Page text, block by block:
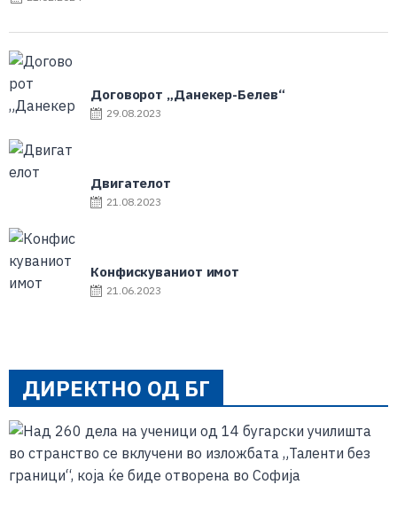
Договорот „Данекер-Белев“
29.08.2023
Двигателот
21.08.2023
Конфискуваниот имот
21.06.2023
ДИРЕКТНО ОД БГ